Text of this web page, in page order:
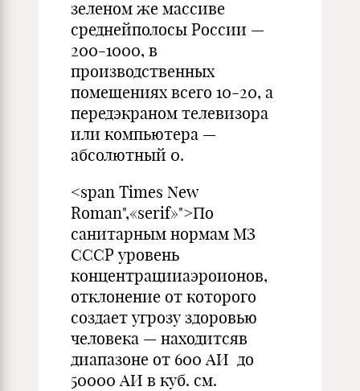
зеленом же массиве
среднейполосы России —
200-1000, в
производственных
помещениях всего 10-20, а
передэкраном телевизора
или компьютера —
абсолютный 0.
<span Times New
Roman",«serif»">По
санитарным нормам МЗ
СССР уровень
концентрацииаэроионов,
отклонение от которого
создает угрозу здоровью
человека — находитсяв
диапазоне от 600 АИ до
50000 АИ в куб. см.